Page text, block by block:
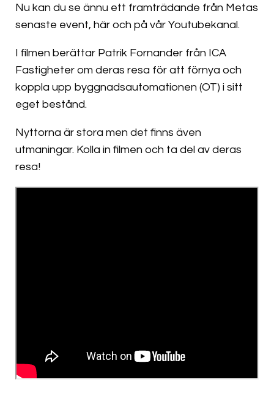
Nu kan du se ännu ett framträdande från Metas
senaste event, här och på vår Youtubekanal.
I filmen berättar Patrik Fornander från ICA
Fastigheter om deras resa för att förnya och
koppla upp byggnadsautomationen (OT) i sitt
eget bestånd.
Nyttorna är stora men det finns även
utmaningar. Kolla in filmen och ta del av deras
resa!